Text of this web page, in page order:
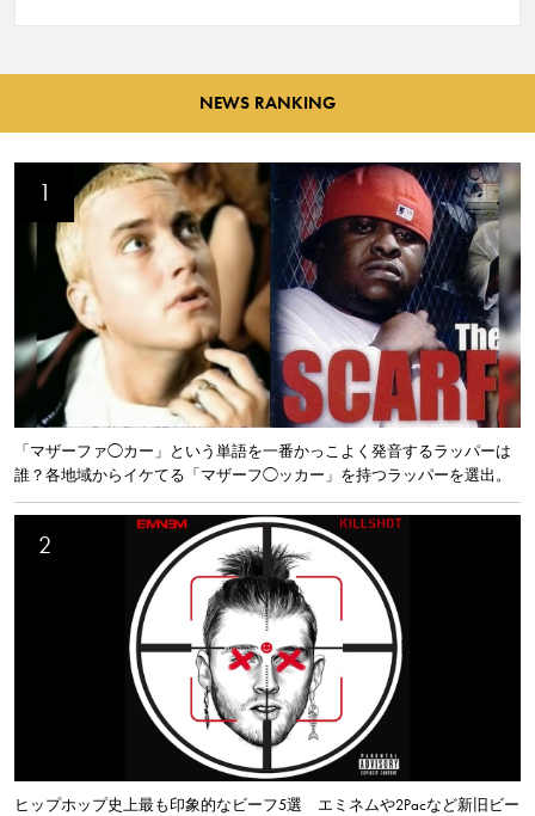
NEWS RANKING
「マザーファ◯カー」という単語を一番かっこよく発音するラッパーは
誰？各地域からイケてる「マザーフ◯ッカー」を持つラッパーを選出。
ヒップホップ史上最も印象的なビーフ5選 エミネムや2Pacなど新旧ビー